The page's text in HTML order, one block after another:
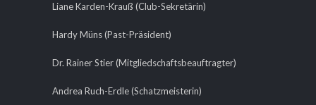
Liane Karden-Krauß (Club-Sekretärin)
Hardy Müns (Past-Präsident)
Dr. Rainer Stier (Mitgliedschaftsbeauftragter)
Andrea Ruch-Erdle (Schatzmeisterin)